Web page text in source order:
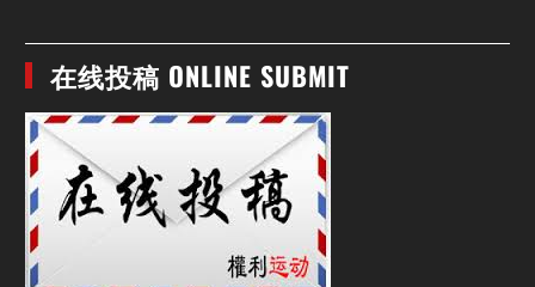
在线投稿 ONLINE SUBMIT